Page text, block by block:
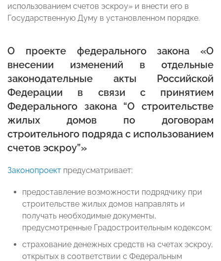
использованием счетов эскроу» и внести его в
Государственную Думу в установленном порядке.
О проекте федерального закона «О
внесении изменений в отдельные
законодательные акты Российской
Федерации в связи с принятием
Федерального закона “О строительстве
жилых домов по договорам
строительного подряда с использованием
счетов эскроу”»
Законопроект предусматривает:
предоставление возможности подрядчику при
строительстве жилых домов направлять и
получать необходимые документы,
предусмотренные Градостроительным кодексом;
страхование денежных средств на счетах эскроу,
открытых в соответствии с Федеральным